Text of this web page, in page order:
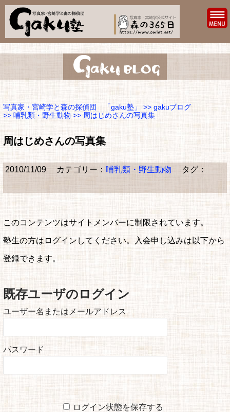
写真家・宮崎学と森の探偵団 「gaku塾」 >> gakuブログ
>> 哺乳類・野生動物 >> 周はじめさんの写真集
周はじめさんの写真集
2010/11/09 カテゴリー： 哺乳類・野生動物 タグ：
このコンテンツはサイトメンバーに制限されています。
塾生の方はログインしてください。入会申し込みは以下から
登録できます。
既存ユーザのログイン
ユーザー名またはメールアドレス
パスワード
ログイン状態を保存する